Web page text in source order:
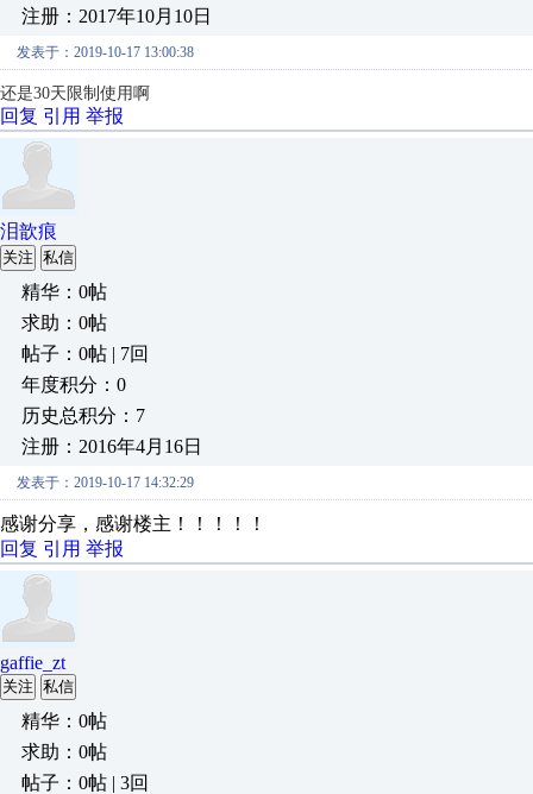
注册：2017年10月10日
发表于：2019-10-17 13:00:38
还是30天限制使用啊
回复 引用 举报
泪歆痕
关注 私信
精华：0帖
求助：0帖
帖子：0帖 | 7回
年度积分：0
历史总积分：7
注册：2016年4月16日
发表于：2019-10-17 14:32:29
感谢分享，感谢楼主！！！！！
回复 引用 举报
gaffie_zt
关注 私信
精华：0帖
求助：0帖
帖子：0帖 | 3回